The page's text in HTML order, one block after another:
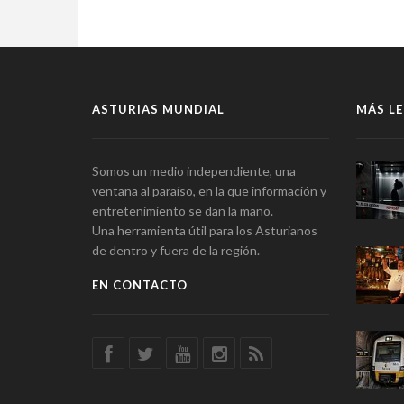
ASTURIAS MUNDIAL
Somos un medio independiente, una
ventana al paraíso, en la que información y
entretenimiento se dan la mano.
Una herramienta útil para los Asturianos
de dentro y fuera de la región.
EN CONTACTO
MÁS